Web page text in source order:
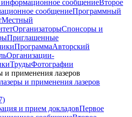
сообщениеВторое
сообщениеПрограммный
Местный
ОрганизаторыСпонсоры и
Приглашенные
ПрограммаАвторский
Организации-
ТрудыФотографии
и применения лазеров
и применения лазеров
и прием докладовПервое